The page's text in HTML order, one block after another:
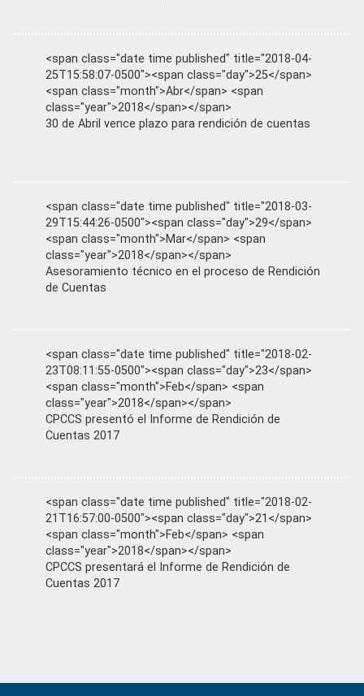
<span class="date time published" title="2018-04-
25T15:58:07-0500"><span class="day">25</span>
<span class="month">Abr</span> <span
class="year">2018</span></span>
30 de Abril vence plazo para rendición de cuentas
<span class="date time published" title="2018-03-
29T15:44:26-0500"><span class="day">29</span>
<span class="month">Mar</span> <span
class="year">2018</span></span>
Asesoramiento técnico en el proceso de Rendición
de Cuentas
<span class="date time published" title="2018-02-
23T08:11:55-0500"><span class="day">23</span>
<span class="month">Feb</span> <span
class="year">2018</span></span>
CPCCS presentó el Informe de Rendición de
Cuentas 2017
<span class="date time published" title="2018-02-
21T16:57:00-0500"><span class="day">21</span>
<span class="month">Feb</span> <span
class="year">2018</span></span>
CPCCS presentará el Informe de Rendición de
Cuentas 2017